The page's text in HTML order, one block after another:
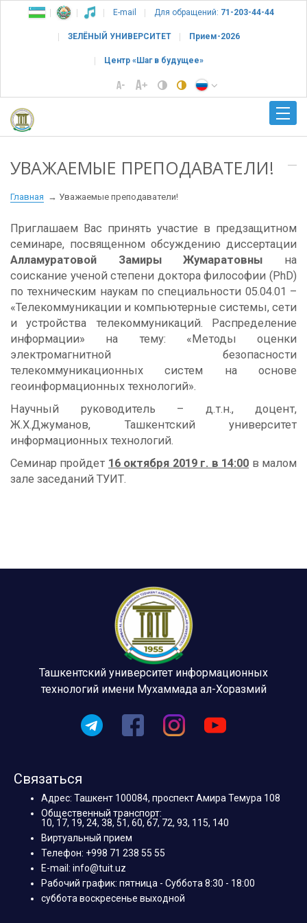
E-mail Для обращений: 71-203-44-44
ЗЕЛЁНЫЙ УНИВЕРСИТЕТ Прием-2026
Центр «Шаг в будущее»
УВАЖАЕМЫЕ ПРЕПОДАВАТЕЛИ!
Главная Уважаемые преподаватели!
Приглашаем Вас принять участие в предзащитном
семинаре, посвященном обсуждению диссертации
Алламуратовой Замиры Жумаратовны на
соискание ученой степени доктора философии (PhD)
по техническим наукам по специальности 05.04.01 –
«Телекоммуникации и компьютерные системы, сети
и устройства телекоммуникаций. Распределение
информации» на тему: «Методы оценки
электромагнитной безопасности
телекоммуникационных систем на основе
геоинформационных технологий».
Научный руководитель – д.т.н., доцент,
Ж.Х.Джуманов, Ташкентский университет
информационных технологий.
Семинар пройдет 16 октября 2019 г. в 14:00 в малом
зале заседаний ТУИТ.
Ташкентский университет информационных
технологий имени Мухаммада ал-Хоразмий
Связаться
Адрес: Ташкент 100084, проспект Амира Темура 108
Общественный транспорт:
10, 17, 19, 24, 38, 51, 60, 67, 72, 93, 115, 140
Виртуальный прием
Телефон: +998 71 238 55 55
E-mail: info@tuit.uz
Рабочий график: пятница - Суббота 8:30 - 18:00
суббота воскресенье выходной